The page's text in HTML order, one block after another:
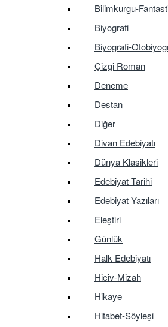
Bilimkurgu-
Biyografi
Biyografi-
Çizgi Roman
Deneme
Destan
Diğer
Divan Edebiyatı
Dünya Klasikleri
Edebiyat Tarihi
Edebiyat Yazıları
Eleştiri
Günlük
Halk Edebiyatı
Hiciv-Mizah
Hikaye
Hitabet-Söyleşi